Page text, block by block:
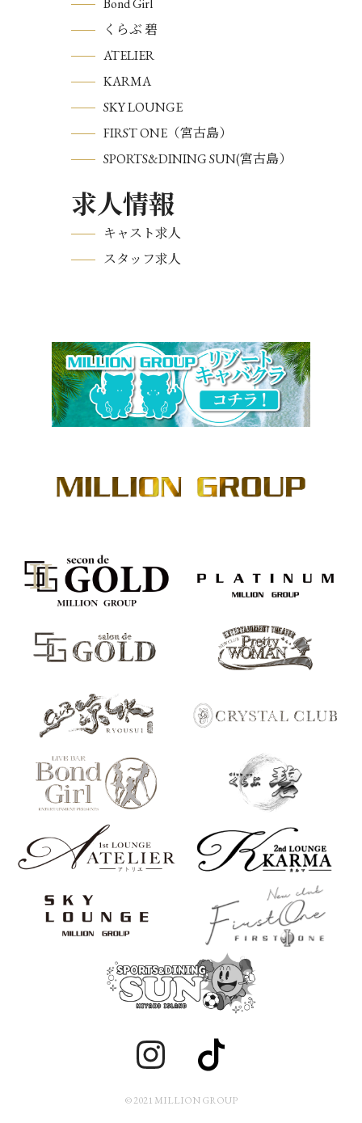
Bond Girl
くらぶ 碧
ATELIER
KARMA
SKY LOUNGE
FIRST ONE（宮古島）
SPORTS&DINING SUN(宮古島）
求人情報
キャスト求人
スタッフ求人
© 2021 MILLION GROUP